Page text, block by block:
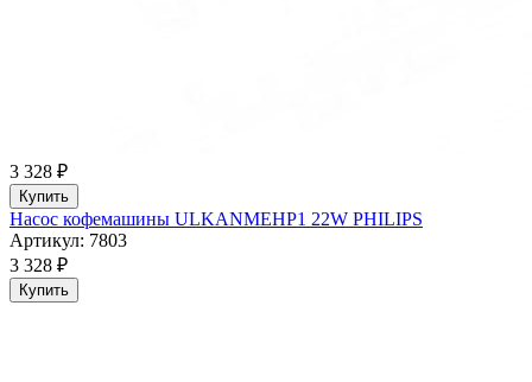
3 328 ₽
Купить
Насос кофемашины ULKANMEHP1 22W PHILIPS
Артикул: 7803
3 328 ₽
Купить